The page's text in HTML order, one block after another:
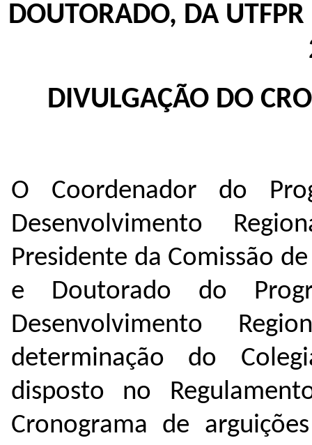
DOUTORADO, DA
DIVULGAÇÃO DO
O Coordenador do
Desenvolvimento
Presidente da Comissão
e Doutorado do
Desenvolvimento
determinação do
disposto no
Cronograma de